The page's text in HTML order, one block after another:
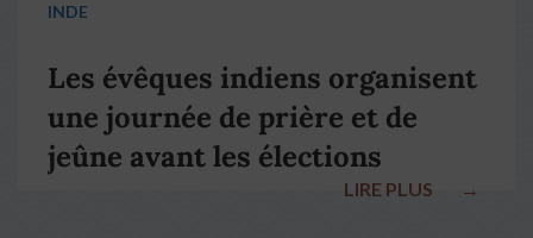
INDE
Les évêques indiens organisent
une journée de prière et de
jeûne avant les élections
LIRE PLUS →